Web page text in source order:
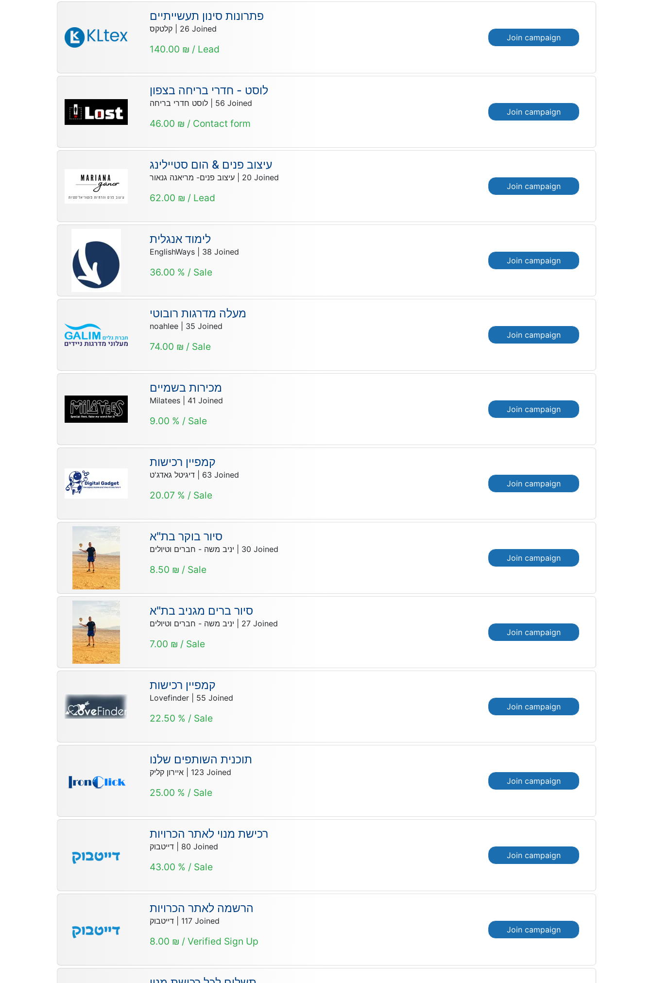
פתרונות סינון תעשייתיים
קלטקס| 26 Joined
140.00 ₪ / Lead
Join campaign
לוסט - חדרי בריחה בצפון
לוסט חדרי בריחה| 56 Joined
46.00 ₪ / Contact form
Join campaign
עיצוב פנים & הום סטיילינג
עיצוב פנים- מריאנה גנאור| 20 Joined
62.00 ₪ / Lead
Join campaign
לימוד אנגלית
EnglishWays| 38 Joined
36.00 % / Sale
Join campaign
מעלה מדרגות רובוטי
noahlee| 35 Joined
74.00 ₪ / Sale
Join campaign
מכירות בשמיים
Milatees| 41 Joined
9.00 % / Sale
Join campaign
קמפיין רכישות
דיגיטל גאדג'ט| 63 Joined
20.07 % / Sale
Join campaign
סיור בוקר בת"א
יניב משה - חברים וטיולים 30 Joined
8.50 ₪ / Sale
Join campaign
סיור ברים מגניב בת"א
יניב משה - חברים וטיולים 27 Joined
7.00 ₪ / Sale
Join campaign
קמפיין רכישות
Lovefinder| 55 Joined
22.50 % / Sale
Join campaign
תוכנית השותפים שלנו
איירון קליק| 123 Joined
25.00 % / Sale
Join campaign
רכישת מנוי לאתר הכרויות
דייטבוק| 80 Joined
43.00 % / Sale
Join campaign
הרשמה לאתר הכרויות
דייטבוק| 117 Joined
8.00 ₪ / Verified Sign Up
Join campaign